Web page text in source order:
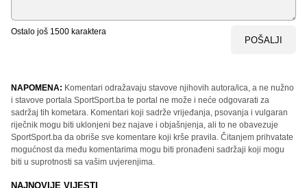
Ostalo još 1500 karaktera
POŠALJI
NAPOMENA: Komentari odražavaju stavove njihovih autora/ica, a ne nužno
i stavove portala SportSport.ba te portal ne može i neće odgovarati za
sadržaj tih kometara. Komentari koji sadrže vrijeđanja, psovanja i vulgaran
riječnik mogu biti uklonjeni bez najave i objašnjenja, ali to ne obavezuje
SportSport.ba da obriše sve komentare koji krše pravila. Čitanjem prihvatate
mogućnost da među komentarima mogu biti pronađeni sadržaji koji mogu
biti u suprotnosti sa vašim uvjerenjima.
NAJNOVIJE VIJESTI